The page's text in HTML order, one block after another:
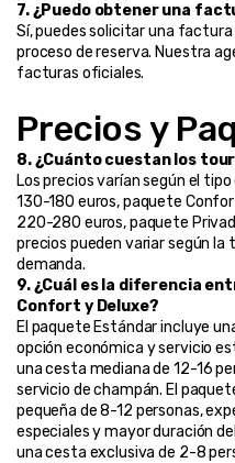
7. ¿Puedo obtener una
Sí, puedes solicitar una
proceso de reserva. Nuestra
facturas oficiales.
Precios y
8. ¿Cuánto cuestan los
Los precios varían según el
130-180 euros, paquete
220-280 euros, paquete
precios pueden variar según la
demanda.
9. ¿Cuál es la diferencia
Confort y Deluxe?
El paquete Estándar incluye
opción económica y servicio
una cesta mediana de 12-16
servicio de champán. El
pequeña de 8-12 personas,
especiales y mayor duración
una cesta exclusiva de 2-8